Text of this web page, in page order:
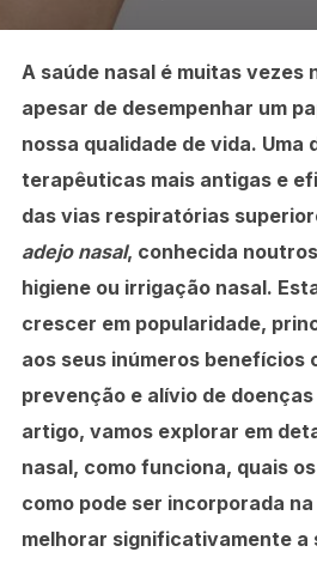
A saúde nasal é muitas vezes
apesar de desempenhar um
nossa qualidade de vida. Uma
terapêuticas mais antigas e
das vias respiratórias
adejo nasal, conhecida
higiene ou irrigação nasal.
crescer em popularidade,
aos seus inúmeros benefícios
prevenção e alívio de
artigo, vamos explorar em
nasal, como funciona, quais
como pode ser incorporada
melhorar significativamente a